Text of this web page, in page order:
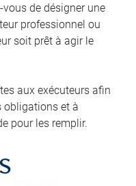
de désigner une
professionnel ou
soit prêt à agir le
aux exécuteurs afin
obligations et à
pour les remplir.